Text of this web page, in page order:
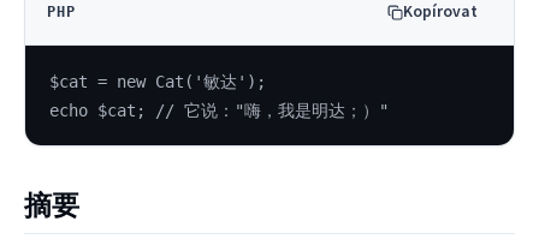
PHP Kopírovat
$cat = new Cat('敏达');
echo $cat; // 它说："嗨，我是明达；）"
摘要